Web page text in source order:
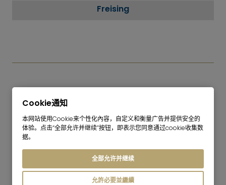
Freising
Hallbergmoos 的一个特别优势是生活和工作距离很
近。拥有260 多家公司的慕尼黑机场商业园为专业人士
提供了一个极具吸引力的地理位置。在慕尼黑北部工作或
在更远的社区更有效率。这一分类是根据
靠近机场的地理位置编辑而成的。
Cookie通知
本网站使用Cookie来个性化內容，自定义和衡量广告并提供安全的
体验。点击“全部允许并继续”按钮，即表示您同意通过cookie收集数
据。
全部允许并继续
允許必要並繼續